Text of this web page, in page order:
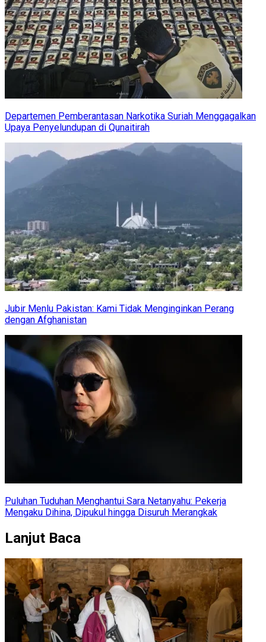
Departemen Pemberantasan Narkotika Suriah Menggagalkan
Upaya Penyelundupan di Qunaitirah
Jubir Menlu Pakistan: Kami Tidak Menginginkan Perang
dengan Afghanistan
Puluhan Tuduhan Menghantui Sara Netanyahu: Pekerja
Mengaku Dihina, Dipukul hingga Disuruh Merangkak
Lanjut Baca